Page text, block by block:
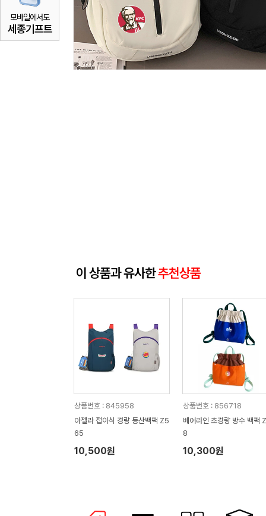
모바일에서도
세종기프트
이 상품과 유사한추천상품
상품번호 : 845958
아젤라 접이식 경량 등산백팩 Z5
65
10,500원
상품번호 : 856718
베어라인 초경량 방수 백팩
8
10,300원